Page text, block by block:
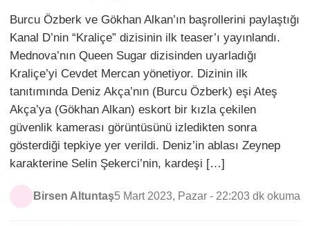
Burcu Özberk ve Gökhan Alkan’ın başrollerini paylaştığı
Kanal D’nin “Kraliçe” dizisinin ilk teaser’ı yayınlandı.
Mednova’nın Queen Sugar dizisinden uyarladığı
Kraliçe’yi Cevdet Mercan yönetiyor. Dizinin ilk
tanıtımında Deniz Akça’nın (Burcu Özberk) eşi Ateş
Akça’ya (Gökhan Alkan) eskort bir kızla çekilen
güvenlik kamerası görüntüsünü izledikten sonra
gösterdiği tepkiye yer verildi. Deniz’in ablası Zeynep
karakterine Selin Şekerci’nin, kardeşi […]
Birsen Altuntaş5 Mart 2023, Pazar - 22:203 dk okuma